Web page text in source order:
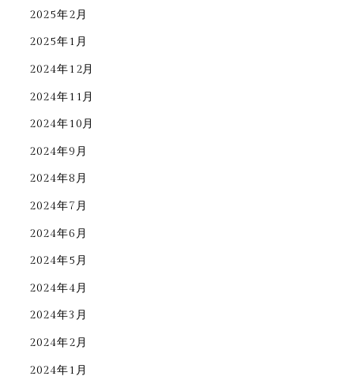
2025年2月
2025年1月
2024年12月
2024年11月
2024年10月
2024年9月
2024年8月
2024年7月
2024年6月
2024年5月
2024年4月
2024年3月
2024年2月
2024年1月